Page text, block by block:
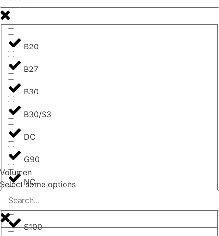
B20
B27
B30
B30/S3
DC
G90
NC
Nein, ist es nicht.
S100
Volumen
Select some options